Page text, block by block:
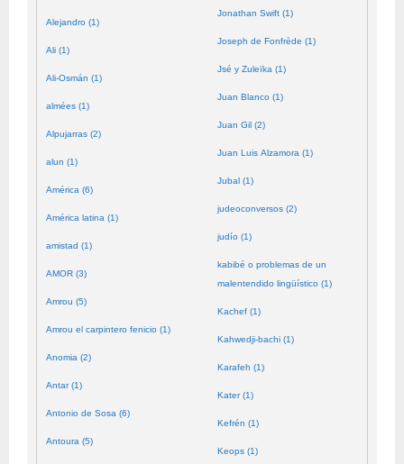
Alejandro (1)
Ali (1)
Ali-Osmán (1)
almées (1)
Alpujarras (2)
alun (1)
América (6)
América latina (1)
amistad (1)
AMOR (3)
Amrou (5)
Amrou el carpintero fenicio (1)
Anomia (2)
Antar (1)
Antonio de Sosa (6)
Antoura (5)
Jonathan Swift (1)
Joseph de Fonfrède (1)
Jsé y Zuleïka (1)
Juan Blanco (1)
Juan Gil (2)
Juan Luis Alzamora (1)
Jubal (1)
judeoconversos (2)
judío (1)
kabibé o problemas de un
malentendido lingüístico (1)
Kachef (1)
Kahwedji-bachi (1)
Karafeh (1)
Kater (1)
Kefrén (1)
Keops (1)